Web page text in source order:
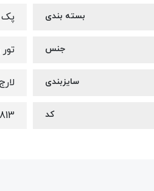
بسته بندی پک
جنس
سایزبندی لارج
کد